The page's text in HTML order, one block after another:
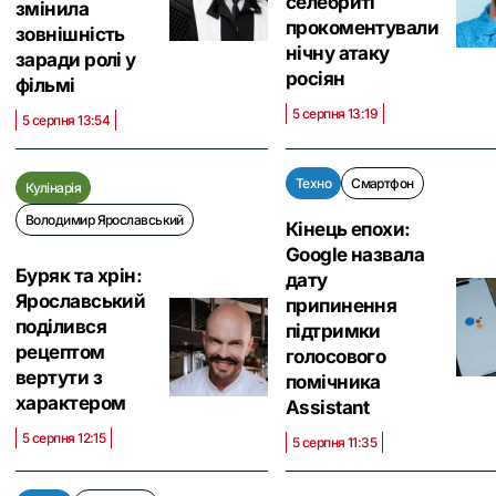
змінила
зовнішність
заради ролі у
фільмі
5 серпня 13:54
прокоментували
нічну атаку
росіян
5 серпня 13:19
Кулінарія
Володимир Ярославський
Буряк та хрін:
Ярославський
поділився
рецептом
вертути з
характером
5 серпня 12:15
Техно Смартфон
Кінець епохи:
Google назвала
дату
припинення
підтримки
голосового
помічника
Assistant
5 серпня 11:35